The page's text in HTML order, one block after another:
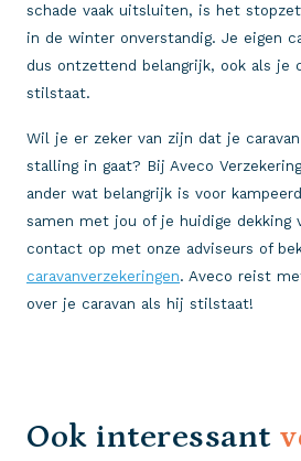
schade vaak uitsluiten, is het
in de winter onverstandig. Je eigen
dus ontzettend belangrijk, ook als je
stilstaat.
Wil je er zeker van zijn dat je caravan
stalling in gaat? Bij Aveco
ander wat belangrijk is voor
samen met jou of je huidige dekking
contact op met onze adviseurs of
caravanverzekeringen. Aveco reist
over je caravan als hij stilstaat!
Ook interessant